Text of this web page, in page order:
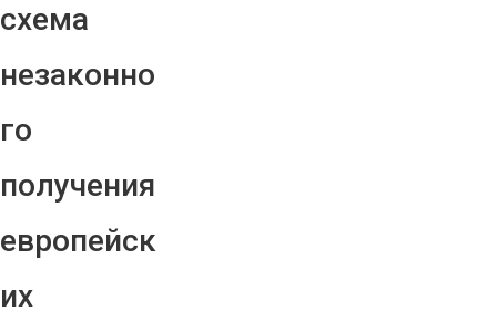
схема
незаконно
го
получения
европейск
их